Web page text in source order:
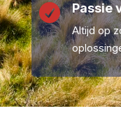
 Passie
Altijd op